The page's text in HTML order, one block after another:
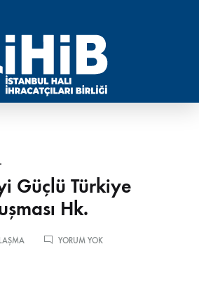
Güçlü Türkiye
Hk.
YORUM YOKGÜÇLÜ